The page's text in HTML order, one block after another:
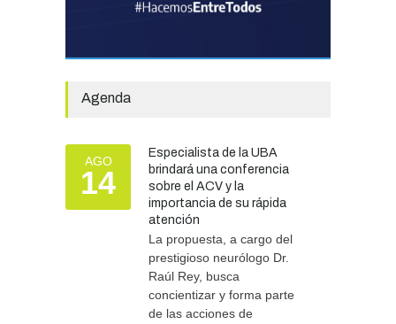
La Escuela Normal tendrá
EDUCACIÓN 30/07/2026
Más de 100 atletas
participaron del Duatlón en
Chascomús
DEPORTES 10/08/2026
Agenda
AGO
14
Especialista de la UBA
brindará una conferencia
sobre el ACV y la
importancia de su rápida
atención
La propuesta, a cargo del
prestigioso neurólogo Dr.
Raúl Rey, busca
concientizar y forma parte
de las acciones de